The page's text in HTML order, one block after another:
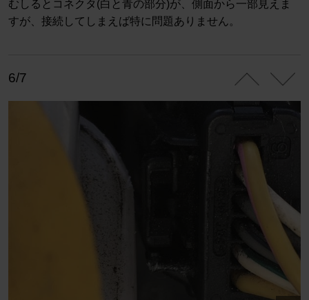
むしるとコネクタ(白と青の部分)が、側面から一部見えま
すが、接続してしまえば特に問題ありません。
6/7